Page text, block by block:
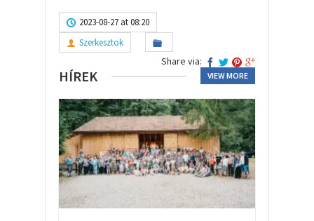
2023-08-27 at 08:20
Szerkesztok
Share via:
HÍREK VIEW MORE